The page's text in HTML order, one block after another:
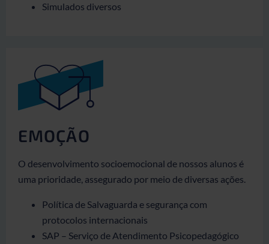
Simulados diversos
EMOÇÃO
O desenvolvimento socioemocional de nossos alunos é
uma prioridade, assegurado por meio de diversas ações.
Política de Salvaguarda e segurança com
protocolos internacionais
SAP – Serviço de Atendimento Psicopedagógico